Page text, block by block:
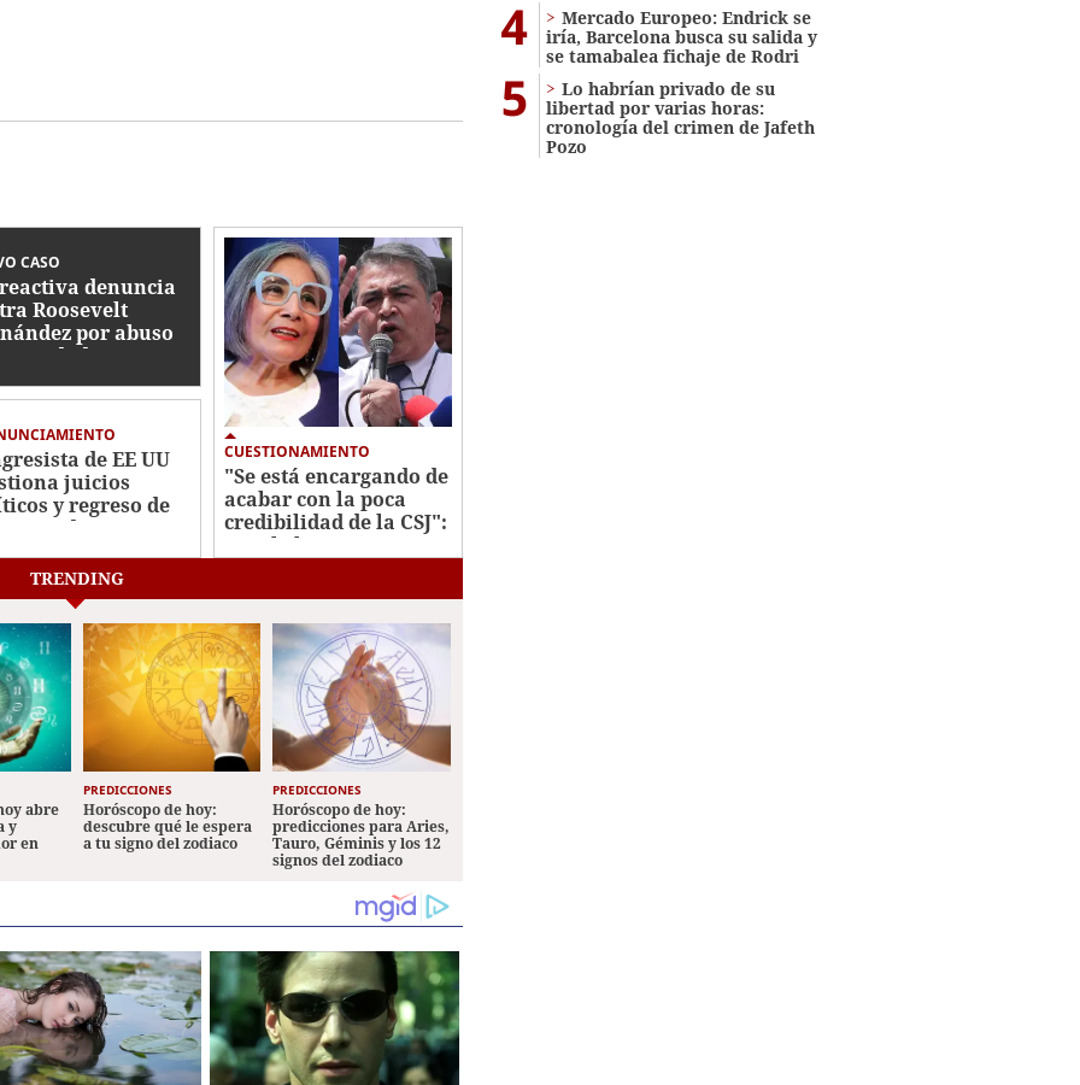
CASO
denuncia
Roosevelt
por abuso
de EE UU
juicios
y regreso de
a Honduras
CUESTIONAMIENTO
"Se está encargando de
acabar con la poca
credibilidad de la CSJ":
Maribel Espinoza
4
Mercado Europeo: Endrick se
iría, Barcelona busca su salida y
se tamabalea fichaje de Rodri
5
Lo habrían privado de su
libertad por varias horas:
cronología del crimen de Jafeth
Pozo
TRENDING
abre
y
en
PREDICCIONES
Horóscopo de hoy:
descubre qué le espera
a tu signo del zodiaco
PREDICCIONES
Horóscopo de hoy:
predicciones para Aries,
Tauro, Géminis y los 12
signos del zodiaco